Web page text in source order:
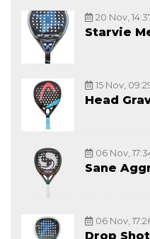
20 Nov,
Starvie
15 Nov,
Head
06 Nov,
Sane
06 Nov,
Drop